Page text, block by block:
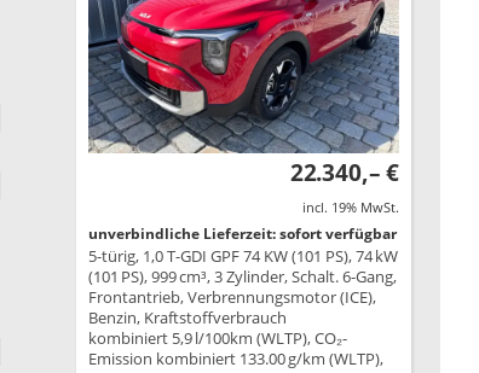
22.340,– €
incl. 19% MwSt.
unverbindliche Lieferzeit: sofort verfügbar
5-türig, 1,0 T-GDI GPF 74 KW (101 PS), 74 kW
(101 PS), 999 cm³, 3 Zylinder, Schalt. 6-Gang,
Frontantrieb, Verbrennungsmotor (ICE),
Benzin, Kraftstoffverbrauch
kombiniert 5,9 l/100km (WLTP), CO₂-
Emission kombiniert 133.00 g/km (WLTP),